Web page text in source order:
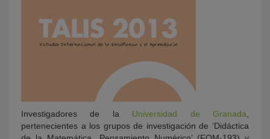
Investigadores de la Universidad de Granada
pertenecientes a los grupos de investigación de ‘Didáctica